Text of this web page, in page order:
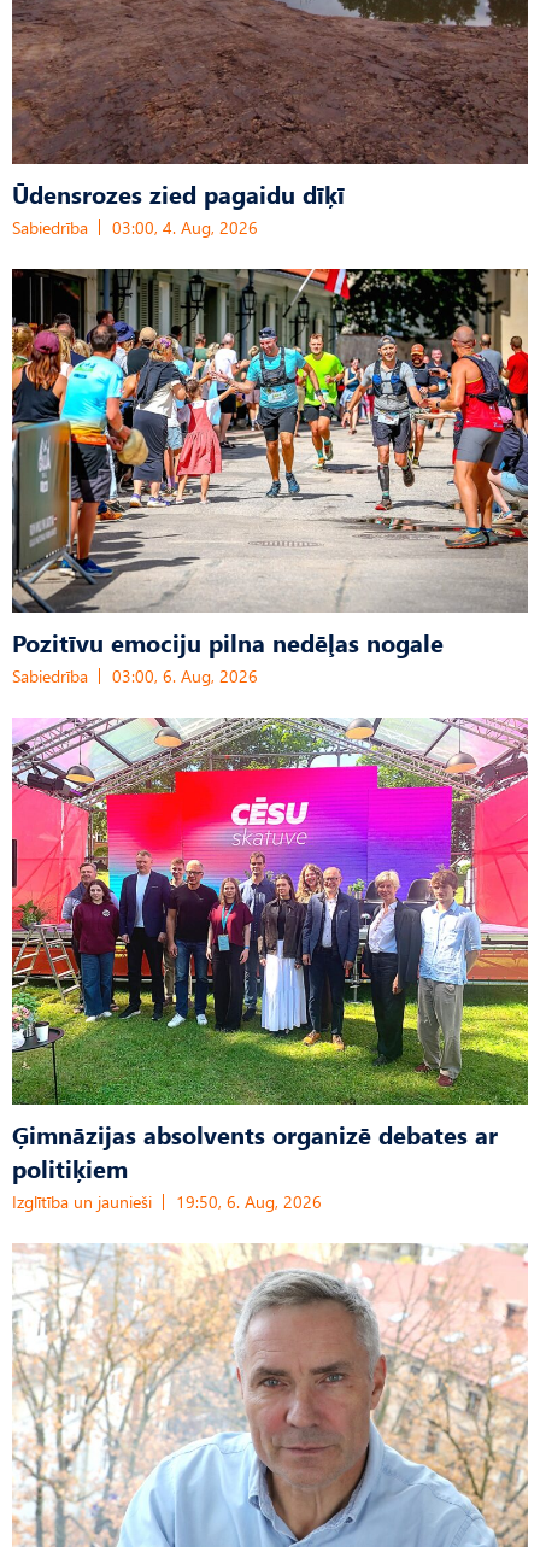
Ūdensrozes zied pagaidu dīķī
Sabiedrība 03:00, 4. Aug, 2026
Pozitīvu emociju pilna nedēļas nogale
Sabiedrība 03:00, 6. Aug, 2026
Ģimnāzijas absolvents organizē debates ar
politiķiem
Izglītība un jaunieši 19:50, 6. Aug, 2026